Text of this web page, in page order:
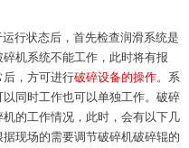
行状态后，首先检查润滑系统是
机系统不能工作，此时将有报
， 方可进行破碎设备的操作。系
同时工作也可以单独工作。破碎
的工作情况，此时，会有以下几
现场的需要调节破碎机破碎辊的